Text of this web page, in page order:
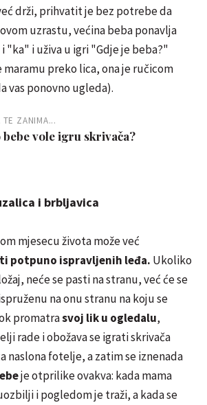
drži, prihvatit je bez potrebe da
uzrastu, većina beba ponavlja
"ka" i uživa u igri "Gdje je beba?"
preko lica, ona je ručicom
vas ponovno ugleda).
TE ZANIMA...
bebe vole igru skrivača?
i brbljavica
mjesecu života može već
potpuno ispravljenih leđa. Ukoliko
neće se pasti na stranu, već će se
na onu stranu na koju se
promatrasvoj lik u ogledalu,
rade i obožava se igrati skrivača
naslona fotelje, a zatim se iznenada
je otprilike ovakva: kada mama
i pogledom je traži, a kada se